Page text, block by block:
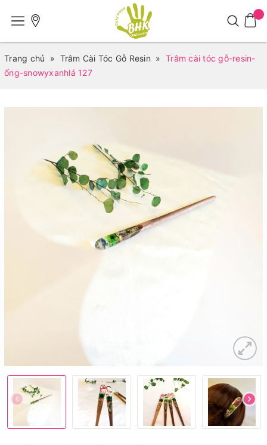
Trang chủ » Trâm Cài Tóc Gỗ Resin » Trâm cài tóc gỗ-resin-
ống-snowyxanhlá 127